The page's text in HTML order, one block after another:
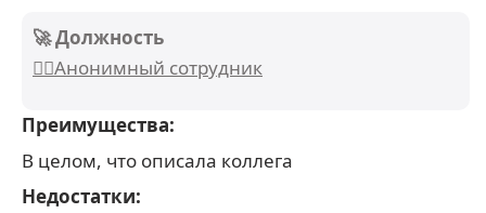
🚀 Должность
🕵️‍♂️Анонимный сотрудник
Преимущества:
В целом, что описала коллега
Недостатки: